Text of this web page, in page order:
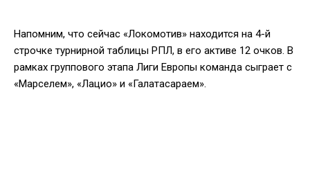
Напомним, что сейчас «Локомотив» находится на 4-й
строчке турнирной таблицы РПЛ, в его активе 12 очков. В
рамках группового этапа Лиги Европы команда сыграет с
«Марселем», «Лацио» и «Галатасараем».